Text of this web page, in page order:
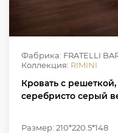
Фабрика: FRATELLI
Коллекция: RIMINI
Кровать с
серебристо серый
Размер: 210*220.5*148